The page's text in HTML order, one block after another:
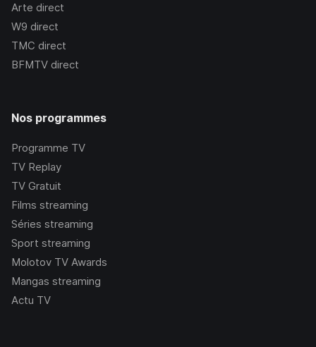
Arte direct
W9 direct
TMC direct
BFMTV direct
Nos programmes
Programme TV
TV Replay
TV Gratuit
Films streaming
Séries streaming
Sport streaming
Molotov TV Awards
Mangas streaming
Actu TV